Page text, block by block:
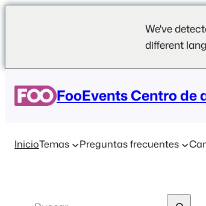
We've
different
FooEvents Centro de
InicioTemas Preguntas frecuentes